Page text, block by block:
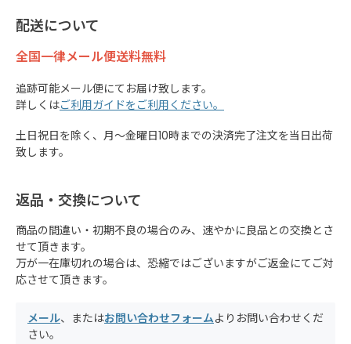
配送について
全国一律メール便送料無料
追跡可能メール便にてお届け致します。
詳しくはご利用ガイドをご利用ください。
土日祝日を除く、月～金曜日10時までの決済完了注文を当日出荷
致します。
返品・交換について
商品の間違い・初期不良の場合のみ、速やかに良品との交換とさ
せて頂きます。
万が一在庫切れの場合は、恐縮ではございますがご返金にてご対
応させて頂きます。
メール、またはお問い合わせフォームよりお問い合わせくだ
さい。